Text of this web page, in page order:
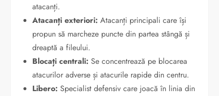
atacanți.
Atacanți exteriori: Atacanți principali care își
propun să marcheze puncte din partea stângă și
dreaptă a fileului.
Blocați centrali: Se concentrează pe blocarea
atacurilor adverse și atacurile rapide din centru.
Libero: Specialist defensiv care joacă în linia din